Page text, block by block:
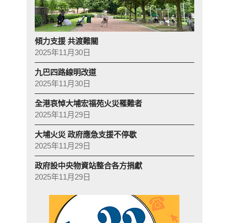
傾力支援 共渡難關
2025年11月30日
九巴四路線明改道
2025年11月30日
全港哀悼大埔宏福苑火災罹難者
2025年11月29日
大埔火災 政府應急支援不停歇
2025年11月29日
政府設中央物資站整合各方捐獻
2025年11月29日